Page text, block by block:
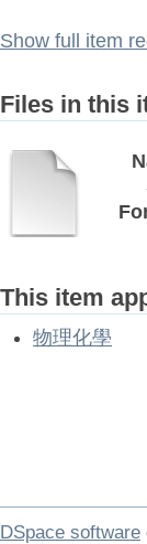
Show full item
Files in this
This item
物理化學
DSpace software